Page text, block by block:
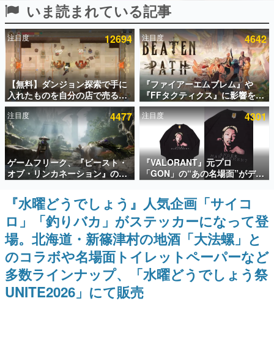
殿堂入り記事
SNS拡散数が数千以上！ ページビュー数万以上！ などな
ど。多くの人々に読まれた、電ファミ渾身の“殿堂入り”記
事をまとめました。
ゲームの企画書
名作ゲームクリエイターの方々に製作時のエピソードをお
聞きし、ヒットする企画（ゲーム）とは何か？を探ってい
きます。
赫本
この物語を解いてはいけない。『赫本』は、〈試験問題〉
の形をした短編ホラー小説集です。
新世代に訊く
これからのデジタルゲーム市場を担う若きクリエイター達
の姿を追い、彼らのルーツと情熱を探っていきます。
ゲーム世代の作家たち
ゲームに多大な影響を受けた作家さんに取材し、ゲームが
日本のコンテンツ産業やカルチャーに与えた影響を探る企
画です。
日本モバイルゲーム産業史
日本のモバイルゲーム史における主要なトピック・タイト
ルを網羅するほか、開発者へのインタビューや識者による
解説を掲載。約20年の歴史が一望できる決定版！
いま読まれている記事
注目度 12694
【無料】ダンジョン探索で手に
入れたものを自分の店で売るゲ
ーム『Moonlighter』がSteam
にて無料配布中！続編
『Moonlighter 2』の9月2日正
式リリースを記念したキャンペ
ーン
注目度 4642
『ファイアーエムブレム』や
『FFタクティクス』に影響を受
けた新作戦略RPG『Beaten
Path』2027年に発売へ。
PC（Steam）、PS5、Xbox、
Switch向けにリリース予定
注目度 4477
ゲームフリーク、『ビースト・
オブ・リンカネーション』の継
続的なアプデ方針を表明。ユー
ザーからの意見を真摯に受け止
めて対応へ。修正パッチは約1週
間以内に配信される予定
注目度 4301
『VALORANT』元プロ
「GON」の“あの名場面”がデザ
インされた新作グッズが本日8月
5日より期間限定で発売。Tシャ
ツやコインケース、アクキーな
どが全品受注生産で登場、過去
に発売したグッズの再販も
『水曜どうでしょう』人気企画「サイコ
ロ」「釣りバカ」がステッカーになって登
場。北海道・新篠津村の地酒「大法螺」と
のコラボや名場面トイレットペーパーなど
多数ラインナップ、「水曜どうでしょう祭
UNITE2026」にて販売